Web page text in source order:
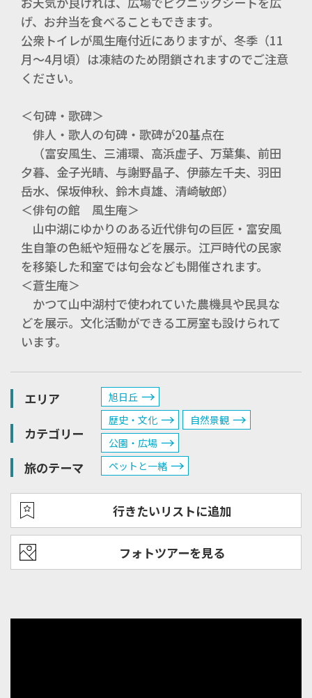
げ、お弁当を食べることもできます。
公衆トイレが風生庵付近にありますが、冬季（11
月～4月頃）は凍結のため閉鎖されますのでご注意
ください。
＜句碑・歌碑＞
俳人・歌人の句碑・歌碑が20基点在
（富安風生、三浦環、高浜虚子、万葉集、前田
夕暮、金子光晴、与謝野晶子、伊藤左千夫、羽田
岳水、保坂伸秋、鈴木貞雄、清崎敏郎）
＜俳句の館 風生庵＞
山中湖にゆかりのある近代俳句の巨匠・富安風
生自筆の色紙や短冊などを展示。江戸時代の民家
を移築した和室では句会なども開催されます。
＜蒼生庵＞
かつて山中湖村で使われていた農機具や民具な
どを展示。文化活動ができる工房室も設けられて
います。
エリア 旭日丘
カテゴリー
歴史・文化
自然景観
公園・広場
旅のテーマ ペットと一緒
行きたいリストに追加
フォトツアーを見る